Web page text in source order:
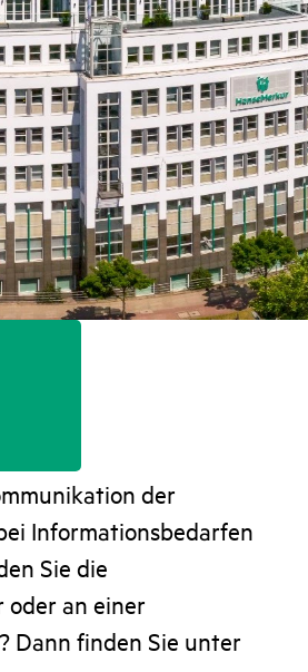
der
Informationsbedarfen
Sie die
oder an einer
Dann finden Sie unter